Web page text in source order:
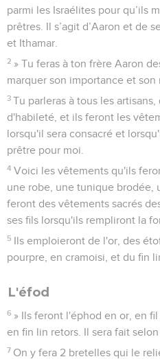
parmi les Israélites pour qu’ils
prêtres. Il s’agit d’Aaron et de
et Ithamar.
2 » Tu feras à ton frère Aaron
marquer son importance et son
3 Tu parleras à tous les
d'habileté, et ils feront les
lorsqu'il sera consacré et
prêtre pour moi.
4 Voici les vêtements qu'ils
une robe, une tunique brodée,
feront des vêtements sacrés
ses fils lorsqu'ils rempliront la
5 Ils emploieront de l'or, des
pourpre, en cramoisi, et du fin
L'éfod
6 » Ils feront l'éphod en or, en
en fin lin retors. Il sera fait selon
7 On y fera 2 bretelles qui le